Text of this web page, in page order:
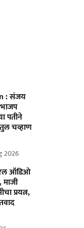
: संजय
पतीने
चव्हाण
2026
ऑडिओ
माजी
प्रयत्न,